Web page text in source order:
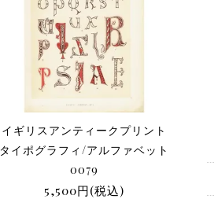
イギリスアンティークプリント
タイポグラフィ/アルファベット
0079
5,500円(税込)